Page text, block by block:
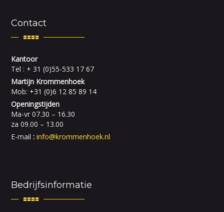
Contact
Kantoor
Tel : + 31 (0)55-533 17 67
Martijn Krommenhoek
Mob: +31 (0)6 12 85 89 14
Openingstijden
Ma-vr 07.30 – 16.30
za 09.00 – 13.00
E-mail :info@krommenhoek.nl
Bedrijfsinformatie